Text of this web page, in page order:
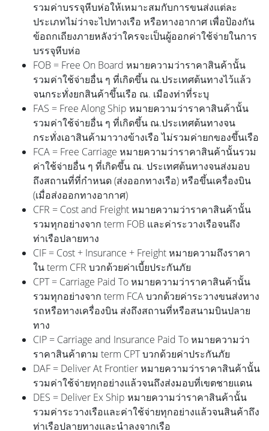
รวมค่าบรรจุหีบห่อให้เหมาะสมกับการขนส่งแต่ละ
ประเภทไม่ว่าจะไปทางเรือ หรือทางอากาศ เพื่อป้องกัน
ข้อถกเถียงภายหลังว่าใครจะเป็นผู้ออกค่าใช้จ่ายในการ
บรรจุหีบห่อ
FOB = Free On Board หมายความว่าราคาสินค้านั้น
รวมค่าใช้จ่ายอื่น ๆ ที่เกิดขึ้น ณ.ประเทศต้นทางไว้แล้ว
จนกระทั่งยกสินค้าขึ้นเรือ ณ. เมืองท่าที่ระบุ
FAS = Free Along Ship หมายความว่าราคาสินค้านั้น
รวมค่าใช้จ่ายอื่น ๆ ที่เกิดขึ้น ณ.ประเทศต้นทางจน
กระทั่งเอาสินค้ามาวางข้างเรือ ไม่รวมค่ายกของขึ้นเรือ
FCA = Free Carriage หมายความว่าราคาสินค้านั้นรวม
ค่าใช้จ่ายอื่น ๆ ที่เกิดขึ้น ณ. ประเทศต้นทางจนส่งมอบ
ถึงสถานที่ที่กำหนด (ส่งออกทางเรือ) หรือขึ้นเครื่องบิน
(เมื่อส่งออกทางอากาศ)
CFR = Cost and Freight หมายความว่าราคาสินค้านั้น
รวมทุกอย่างจาก term FOB และค่าระวางเรือจนถึง
ท่าเรือปลายทาง
CIF = Cost + Insurance + Freight หมายความถึงราคา
ใน term CFR บวกด้วยค่าเบี้ยประกันภัย
CPT = Carriage Paid To หมายความว่าราคาสินค้านั้น
รวมทุกอย่างจาก term FCA บวกด้วยค่าระวางขนส่งทาง
รถหรือทางเครื่องบิน ส่งถึงสถานที่หรือสนามบินปลาย
ทาง
CIP = Carriage and Insurance Paid To หมายความว่า
ราคาสินค้าตาม term CPT บวกด้วยค่าประกันภัย
DAF = Deliver At Frontier หมายความว่าราคาสินค้านั้น
รวมค่าใช้จ่ายทุกอย่างแล้วจนถึงส่งมอบที่เขตชายแดน
DES = Deliver Ex Ship หมายความว่าราคาสินค้านั้น
รวมค่าระวางเรือและค่าใช้จ่ายทุกอย่างแล้วจนสินค้าถึง
ท่าเรือปลายทางและนำลงจากเรือ